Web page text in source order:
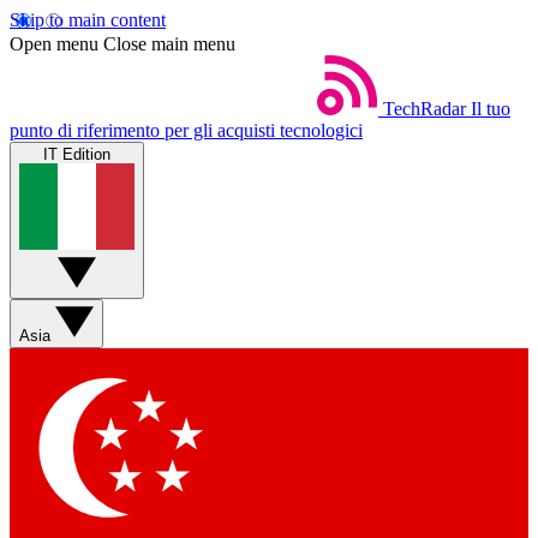
Skip to main content
Open menu Close main menu
TechRadar Il tuo
punto di riferimento per gli acquisti tecnologici
IT Edition
Asia